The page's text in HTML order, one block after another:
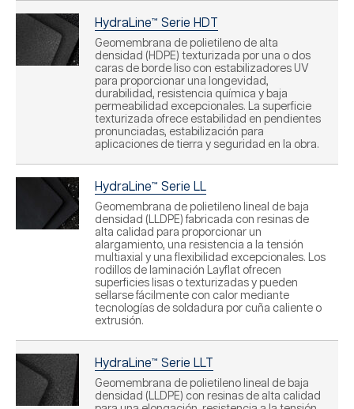
HydraLine™ Serie HDT
Geomembrana de polietileno de alta
densidad (HDPE) texturizada por una o dos
caras de borde liso con estabilizadores UV
para proporcionar una longevidad,
durabilidad, resistencia química y baja
permeabilidad excepcionales. La superficie
texturizada ofrece estabilidad en pendientes
pronunciadas, estabilización para
aplicaciones de tierra y seguridad en la obra.
HydraLine™ Serie LL
Geomembrana de polietileno lineal de baja
densidad (LLDPE) fabricada con resinas de
alta calidad para proporcionar un
alargamiento, una resistencia a la tensión
multiaxial y una flexibilidad excepcionales. Los
rodillos de laminación Layflat ofrecen
superficies lisas o texturizadas y pueden
sellarse fácilmente con calor mediante
tecnologías de soldadura por cuña caliente o
extrusión.
HydraLine™ Serie LLT
Geomembrana de polietileno lineal de baja
densidad (LLDPE) con resinas de alta calidad